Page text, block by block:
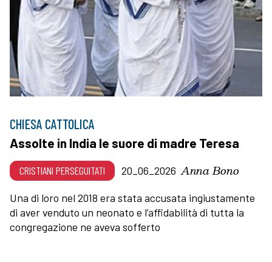
CHIESA CATTOLICA
Assolte in India le suore di madre Teresa
CRISTIANI PERSEGUITATI 20_06_2026 Anna Bono
Una di loro nel 2018 era stata accusata ingiustamente
di aver venduto un neonato e l’affidabilità di tutta la
congregazione ne aveva sofferto